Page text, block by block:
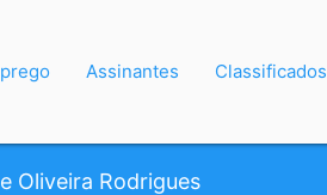
Assinantes Classificados
Oliveira Rodrigues